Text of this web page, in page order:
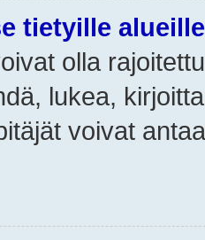
tietyille
olla
lukea,
voivat